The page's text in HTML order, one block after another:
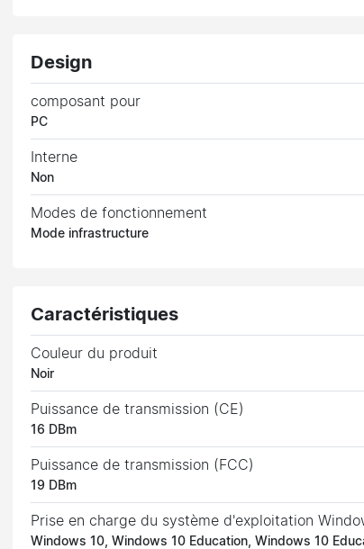
Design
composant pour
PC
Interne
Non
Modes de fonctionnement
Mode infrastructure
Caractéristiques
Couleur du produit
Noir
Puissance de transmission (CE)
16 DBm
Puissance de transmission (FCC)
19 DBm
Prise en charge du système d'exploitation
Windows 10, Windows 10 Education, Windows 10